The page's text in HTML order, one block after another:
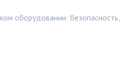
оборудовании: безопасность,